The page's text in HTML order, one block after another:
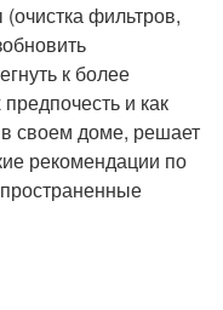
фильтров,
к более
и как
своем доме, решает
рекомендации по